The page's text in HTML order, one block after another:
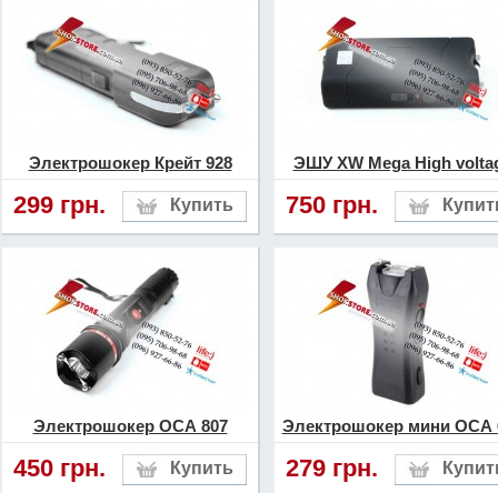
Электрошокер Крейт 928
299 грн.
ЭШУ XW Mega High
750 грн.
Электрошокер ОСА 807
450 грн.
Электрошокер мини ОСА
279 грн.